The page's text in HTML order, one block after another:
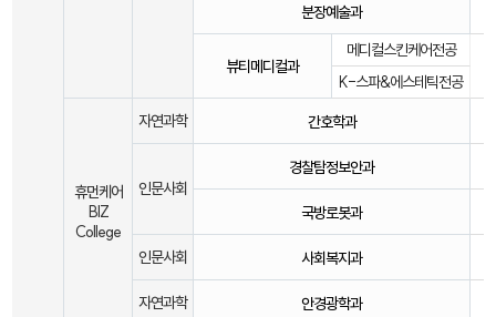
분장예술과
뷰티메디컬과
메디컬스킨케어전공
K-스파&에스테틱전공
휴먼케어
BIZ
College
자연과학 간호학과
인문사회
경찰탐정보안과
국방로봇과
인문사회 사회복지과
자연과학 안경광학과